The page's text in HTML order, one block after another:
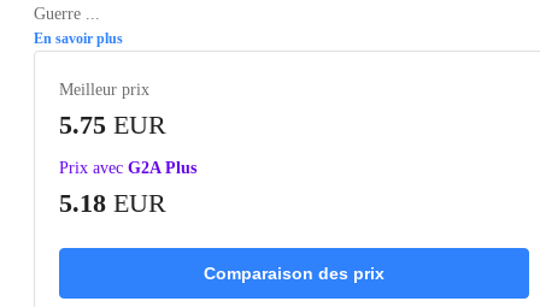
Guerre ...
En savoir plus
Meilleur prix
5.75 EUR
Prix avec G2A Plus
5.18 EUR
Comparaison des prix